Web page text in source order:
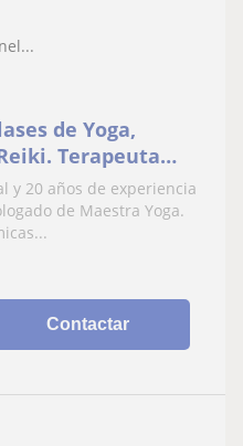
de Yoga,
Terapeuta
y 20 años de experiencia
de Maestra Yoga.
Contactar